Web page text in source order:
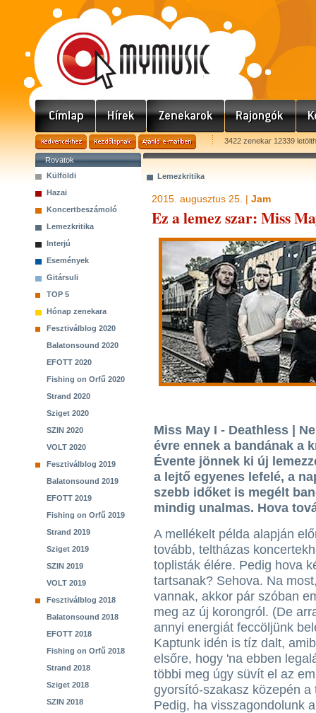
3422 zenekar 12339
Rovatok
Külföldi
Hazai
Koncertbeszámoló
Lemezkritika
Interjú
Események
Gitársuli
TOP 5
Hónap zenekara
Fesztiválblog 2020
Balatonsound 2020
EFOTT 2020
Fishing on Orfű 2020
Strand 2020
Sziget 2020
SZIN 2020
VOLT 2020
Fesztiválblog 2019
Balatonsound 2019
EFOTT 2019
Fishing on Orfű 2019
Strand 2019
Sziget 2019
SZIN 2019
VOLT 2019
Fesztiválblog 2018
Balatonsound 2018
EFOTT 2018
Fishing on Orfű 2018
Strand 2018
Sziget 2018
SZIN 2018
Lemezkritika
2015. augusztus 25. | Jam
Ez a lemez szar: Miss
Miss May I - Deathless |
évre ennek a bandának a
Évente jönnek ki új
a lejtő egyenes lefelé, a
szebb időket is megélt
mindig unalmas. Hova
A mellékelt példa alapján
tovább, teltházas
toplisták élére. Pedig hova
tartsanak? Sehova. Na
vannak, akkor pár szóban
meg az új korongról. (De
annyi energiát feccöljünk
Kaptunk idén is tíz dalt,
elsőre, hogy 'na ebben
többi meg úgy süvít el az
gyorsító-szakasz közepén
Pedig, ha visszagondolunk